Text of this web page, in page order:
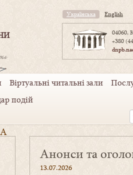
Українська English
04060,
+380
Віртуальні читальні зали
подій
A
Анонси та
13.07.2026